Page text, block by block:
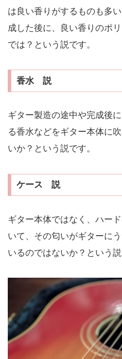
は良い香りがするものも多
成した後に、良い香りのポ
では？という説です。
香水 説
ギター製造の途中や完成後
る香水などをギター本体に
いか？という説です。
ケース 説
ギター本体ではなく、ハー
いて、その匂いがギターに
いるのではないか？という説